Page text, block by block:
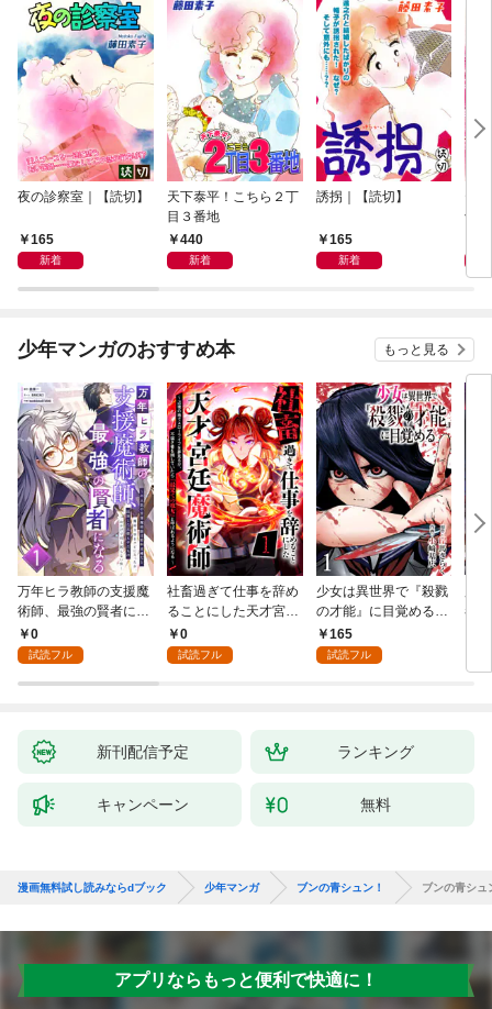
夜の診察室｜【読切】
165
新着
天下泰平！こちら２丁
目３番地
440
新着
誘拐｜【読切】
165
新着
切】
少年マンガのおすすめ本 もっと見る
万年ヒラ教師の支援魔
術師、最強の賢者にな
る～不人気の支援魔術
師は給料泥棒だと魔術
が、出世した元教え子
0
試読フル
社畜過ぎて仕事を辞め
ることにした天才宮廷
魔術師～辺境の地でス
ローライフを夢見る
0
試読フル
少女は異世界で『殺戮
の才能』に目覚める
(話売り) #1
165
試読フル
者
新刊配信予定 ランキング
キャンペーン 無料
漫画無料試し読みならdブック 少年マンガ ブンの青シュン！ ブンの青シュ
アプリならもっと便利で快適に！